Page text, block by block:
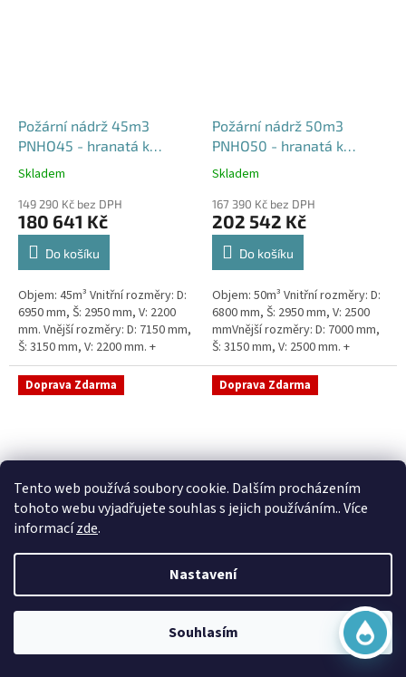
Tento web používá soubory cookie. Dalším procházením
tohoto webu vyjadřujete souhlas s jejich používáním.. Více
informacízde.
Nastavení
Souhlasím
Požární nádrž 45m3
PNHO45 - hranatá k
obetonování
Průměrné
produktu
je
5,0
hvězdiček.
Skladem
149 290 Kč bez DPH
180 641 Kč
Do košíku
Objem: 45m³ Vnitřní rozměry: D:
6950 mm, Š: 2950 mm, V: 2200
mm. Vnější rozměry: D: 7150 mm,
Š: 3150 mm, V: 2200 mm. +
komínek Běžná doba dodání 2-3
týdny od objednávky....
Požární nádrž 50m3
PNHO50 - hranatá k
obetonování
Průměrné
produktu
je
5,0
hvězdiček.
Skladem
167 390 Kč bez DPH
202 542 Kč
Do košíku
Objem: 50m³ Vnitřní rozměry: D:
6800 mm, Š: 2950 mm, V: 2500
mmVnější rozměry: D: 7000 mm,
Š: 3150 mm, V: 2500 mm. +
komínek Běžná doba dodání 2-3
týdny od objednávky. Rozměry...
Doprava Zdarma
Sací šachta samonosná
hodnocení
5,0
20 790 Kč bez DPH
Doprava Zdarma
Skladem
15 390 Kč bez DPH
Online
Začít konverzaci